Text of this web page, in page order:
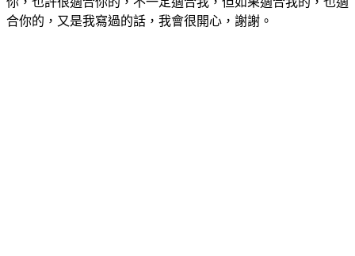
合你的，又是我寫過的話，我會很開心，謝謝。